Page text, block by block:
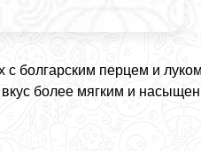
болгарским перцем и
вкус более мягким и